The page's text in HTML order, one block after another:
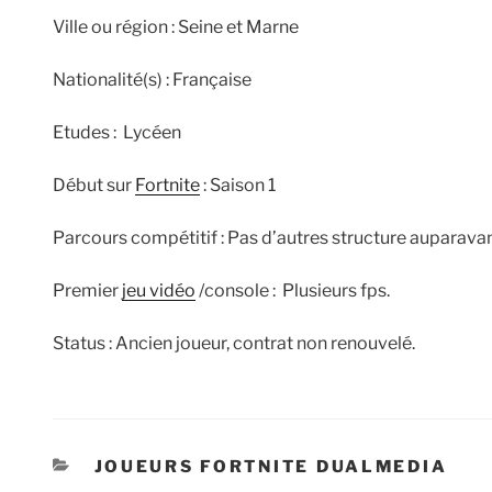
Ville ou région : Seine et Marne
Nationalité(s) : Française
Etudes : Lycéen
Début sur Fortnite: Saison 1
Parcours compétitif : Pas d’autres structure
Premier jeu vidéo /console : Plusieurs fps.
Status : Ancien joueur, contrat non renouvelé.
CATÉGORIES
JOUEURS FORTNITE DUALMEDIA